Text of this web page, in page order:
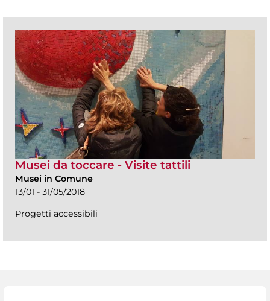
Musei da toccare - Visite tattili
Musei in Comune
13/01 - 31/05/2018
Progetti accessibili